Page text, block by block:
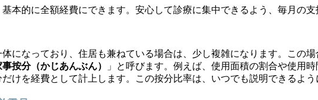
本的に全額経費にできます。安心して診療に集中できるよう、毎月の支
になっており、住居も兼ねている場合は、少し複雑になります。この
事按分（かじあんぶん）
」と呼びます。例えば、使用面積の割合や使用
けを経費として計上します。この按分比率は、いつでも説明できるよう